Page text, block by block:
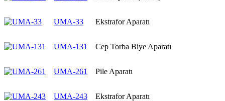
UMA-33 Ekstrafor Aparatı
UMA-131 Cep Torba Biye Aparatı
UMA-261 Pile Aparatı
UMA-243 Ekstrafor Aparatı